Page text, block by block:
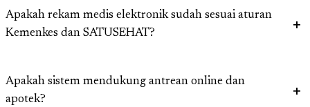
Apakah rekam medis elektronik sudah sesuai aturan
Kemenkes dan SATUSEHAT?
Apakah sistem mendukung antrean online dan
apotek?